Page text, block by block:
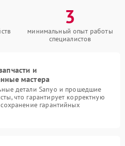
3
минимальный опыт работы
специалистов
и
мастера
детали Sanyo и прошедшие
что гарантирует корректную
гарантийных